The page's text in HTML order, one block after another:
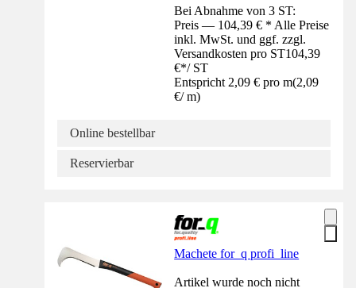
Bei Abnahme von 3 ST:
Preis — 104,39 € * Alle Preise
inkl. MwSt. und ggf. zzgl.
Versandkosten pro ST104,39
€*/ ST
Entspricht 2,09 € pro m(2,09
€/ m)
Online bestellbar
Reservierbar
Machete for_q profi_line
Artikel wurde noch nicht